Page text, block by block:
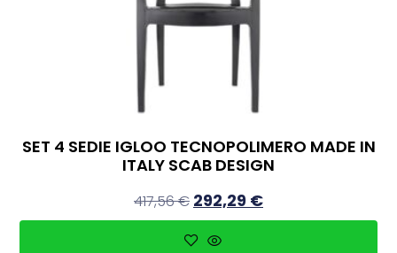
SET 4 SEDIE IGLOO TECNOPOLIMERO MADE IN
ITALY SCAB DESIGN
417,56€ 292,29 €